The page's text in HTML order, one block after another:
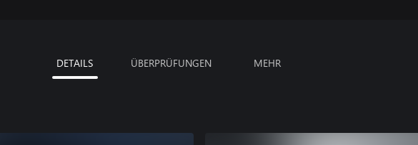
DETAILS ÜBERPRÜFUNGEN MEHR